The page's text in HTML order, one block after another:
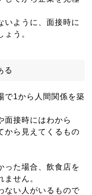
いように、面接時に
う。
る
で1から人間関係を築
面接時にはわから
から見えてくるもの
った場合、飲食店を
せん。
ない人がいるもので